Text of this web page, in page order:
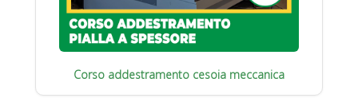
Corso addestramento cesoia meccanica